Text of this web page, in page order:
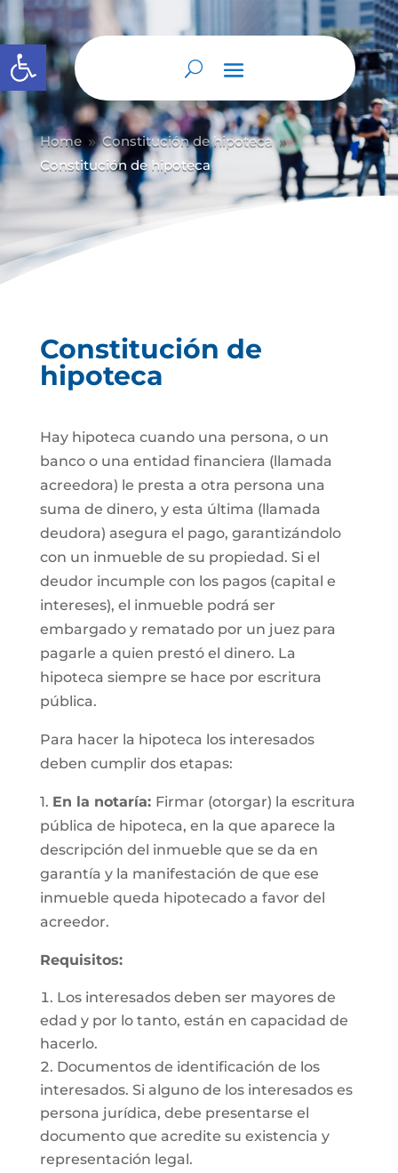
Abrir barra de herramientas
Home 9 Constitución de hipoteca 9
Constitución de hipoteca
Constitución de
hipoteca
Hay hipoteca cuando una persona, o un
banco o una entidad financiera (llamada
acreedora) le presta a otra persona una
suma de dinero, y esta última (llamada
deudora) asegura el pago, garantizándolo
con un inmueble de su propiedad. Si el
deudor incumple con los pagos (capital e
intereses), el inmueble podrá ser
embargado y rematado por un juez para
pagarle a quien prestó el dinero. La
hipoteca siempre se hace por escritura
pública.
Para hacer la hipoteca los interesados
deben cumplir dos etapas:
1. En la notaría: Firmar (otorgar) la escritura
pública de hipoteca, en la que aparece la
descripción del inmueble que se da en
garantía y la manifestación de que ese
inmueble queda hipotecado a favor del
acreedor.
Requisitos:
Los interesados deben ser mayores de
edad y por lo tanto, están en capacidad de
hacerlo.
Documentos de identificación de los
interesados. Si alguno de los interesados es
persona jurídica, debe presentarse el
documento que acredite su existencia y
representación legal.